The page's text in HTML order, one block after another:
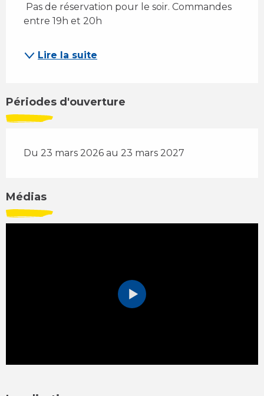
entre 19h et 20h
Lire la suite
Périodes d'ouverture
Du 23 mars 2026 au 23 mars 2027
Médias